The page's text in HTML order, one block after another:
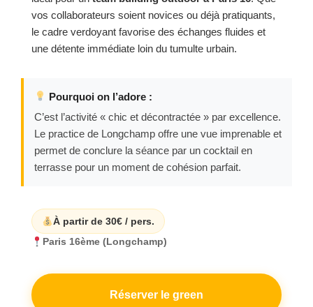
vos collaborateurs soient novices ou déjà pratiquants,
le cadre verdoyant favorise des échanges fluides et
une détente immédiate loin du tumulte urbain.
Pourquoi on l’adore :
C’est l’activité « chic et décontractée » par excellence.
Le practice de Longchamp offre une vue imprenable et
permet de conclure la séance par un cocktail en
terrasse pour un moment de cohésion parfait.
À partir de 30€ / pers.
Paris 16ème (Longchamp)
Réserver le green